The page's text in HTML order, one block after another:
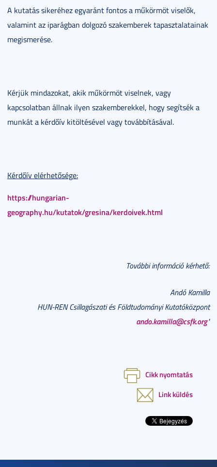
A kutatás sikeréhez egyaránt fontos a műkörmöt viselők,
valamint az iparágban dolgozó szakemberek tapasztalatainak
megismerése.
Kérjük mindazokat, akik műkörmöt viselnek, vagy
kapcsolatban állnak ilyen szakemberekkel, hogy segítsék a
munkát a kérdőív kitöltésével vagy továbbításával.
Kérdőív elérhetősége:
https://hungarian-
geography.hu/kutatok/gresina/kerdoivek.html
További információ kérhető:
Andó Kamilla
HUN-REN Csillagászati és Földtudományi Kutatóközpont
ando.kamilla@csfk.org"
Cikk nyomtatás
Link küldés